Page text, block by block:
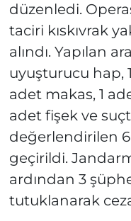
düzenledi.
taciri kıskıvrak
alındı. Yapılan
uyuşturucu hap,
adet makas, 1
adet fişek ve
değerlendirilen
geçirildi.
ardından 3
tutuklanarak